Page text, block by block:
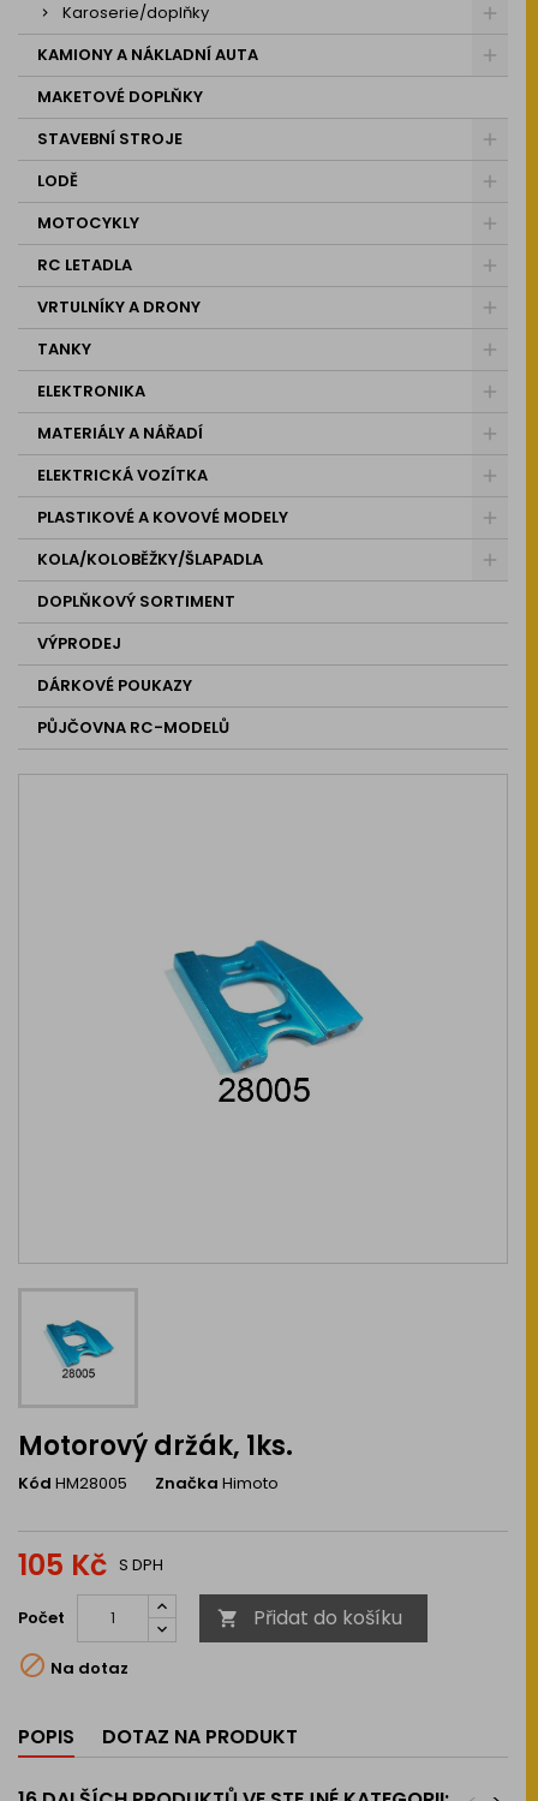
Karoserie/doplňky
KAMIONY A NÁKLADNÍ AUTA
MAKETOVÉ DOPLŇKY
STAVEBNÍ STROJE
LODĚ
MOTOCYKLY
RC LETADLA
VRTULNÍKY A DRONY
TANKY
ELEKTRONIKA
MATERIÁLY A NÁŘADÍ
ELEKTRICKÁ VOZÍTKA
PLASTIKOVÉ A KOVOVÉ MODELY
KOLA/KOLOBĚŽKY/ŠLAPADLA
DOPLŇKOVÝ SORTIMENT
VÝPRODEJ
DÁRKOVÉ POUKAZY
PŮJČOVNA RC-MODELŮ
Motorový držák, 1ks.
Kód HM28005 Značka Himoto
105 Kč S DPH
Počet  Přidat do košíku
 Na dotaz
POPIS DOTAZ NA PRODUKT